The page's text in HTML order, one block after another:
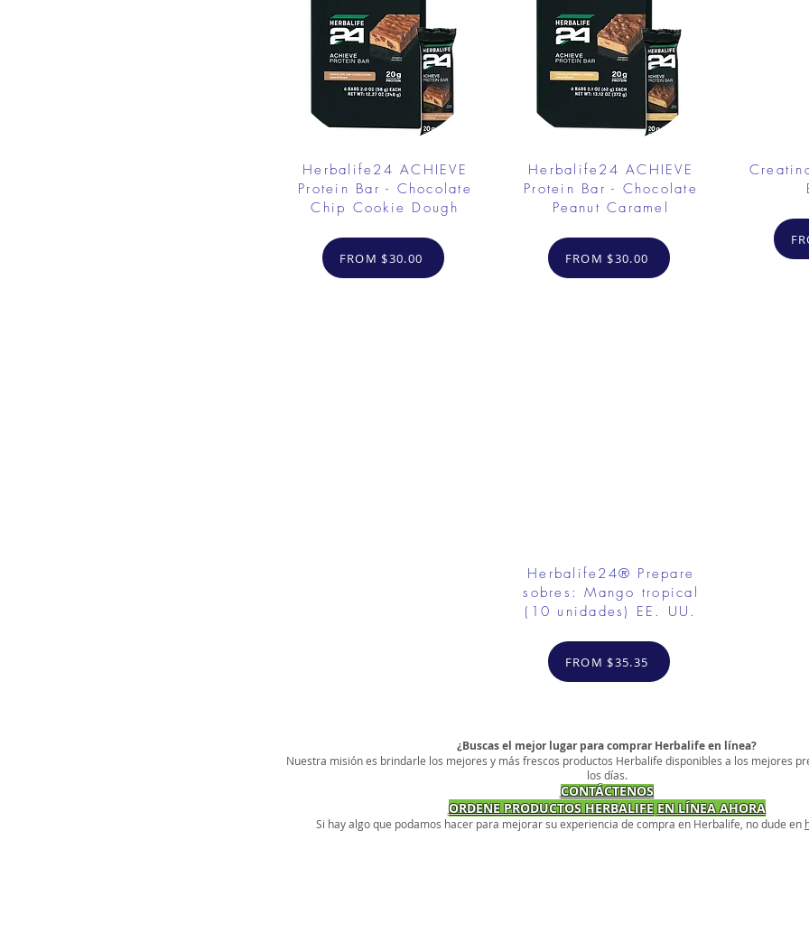
Herbalife24 ACHIEVE
Protein Bar - Chocolate
Chip Cookie Dough
FROM $30.00
Herbalife24 ACHIEVE
Protein Bar - Chocolate
Peanut Caramel
FROM $30.00
Herbalife24® Prepare
sobres: Mango tropical
(10 unidades) EE. UU.
FROM $35.35
¿Buscas el mejor lugar para comprar Herbalife en línea?
Nuestra misión es brindarle los mejores y más frescos productos Herbalife disponibles a los mejores
los días.
CONTÁCTENOS
ORDENE PRODUCTOS HERBALIFE EN LÍNEA AHORA
Si hay algo que podamos hacer para mejorar su experiencia de compra en Herbalife, no dude en